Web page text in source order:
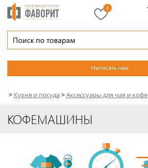
Написать нам
0
> Кухня и посуда>Аксессуары для чая и кофе
КОФЕМАШИНЫ